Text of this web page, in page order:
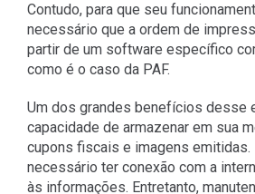
Contudo, para que seu
necessário que a ordem de
partir de um software específico
como é o caso da PAF.
Um dos grandes benefícios desse
capacidade de armazenar em sua
cupons fiscais e imagens emitidas.
necessário ter conexão com a
às informações. Entretanto,